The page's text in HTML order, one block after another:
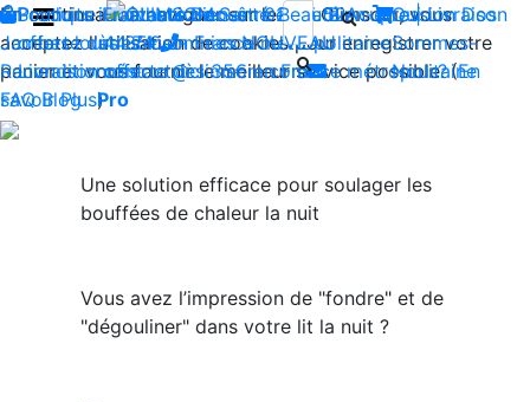
En continuant à naviguer sur le site Climsom, vous
acceptez l'utilisation de cookies pour enregistrer votre
panier et vous fournir le meilleur service possible. (En
savoir Plus)
Produits innovants de Santé et de Bien-être | Livraison
offerte dès 35€ en France métropolitaine
Livraison offerte dès 35€ en France métropolitaine
Contactez-nous : 02 85 52
44 74
-
contact@climsom.com
Qui
Sommes-
Nous?
Boutique Fraîcheur Bien-être Beauté Acupression Dos
Jambes lourdes Insomnies NOUVEAU
Reconditionnés
FAQ Blog Pro
Une ​ solution efficace​ pour soulager les
bouffées de chaleur la nuit
Vous avez l’impression de "fondre" et de
"dégouliner" dans votre lit la nuit ?